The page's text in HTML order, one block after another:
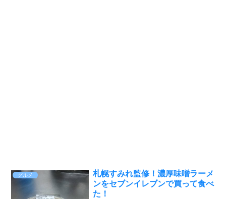
グルメ
札幌すみれ監修！濃厚味噌ラーメ
ンをセブンイレブンで買って食べ
た！